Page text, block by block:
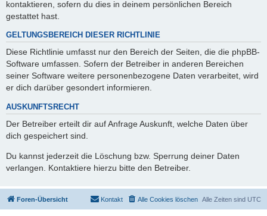
kontaktieren, sofern du dies in deinem persönlichen Bereich
gestattet hast.
GELTUNGSBEREICH DIESER RICHTLINIE
Diese Richtlinie umfasst nur den Bereich der Seiten, die die phpBB-
Software umfassen. Sofern der Betreiber in anderen Bereichen
seiner Software weitere personenbezogene Daten verarbeitet, wird
er dich darüber gesondert informieren.
AUSKUNFTSRECHT
Der Betreiber erteilt dir auf Anfrage Auskunft, welche Daten über
dich gespeichert sind.
Du kannst jederzeit die Löschung bzw. Sperrung deiner Daten
verlangen. Kontaktiere hierzu bitte den Betreiber.
Foren-Übersicht Alle Zeiten sind UTC
Alle Cookies löschen
Kontakt